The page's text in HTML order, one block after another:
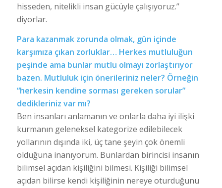
hisseden, nitelikli insan gücüyle çalışıyoruz.”
diyorlar.
Para kazanmak zorunda olmak, gün içinde
karşımıza çıkan zorluklar… Herkes mutluluğun
peşinde ama bunlar mutlu olmayı zorlaştırıyor
bazen. Mutluluk için önerileriniz neler? Örneğin
“herkesin kendine sorması gereken sorular”
dedikleriniz var mı?
Ben insanları anlamanın ve onlarla daha iyi ilişki
kurmanın geleneksel kategorize edilebilecek
yollarının dışında iki, üç tane şeyin çok önemli
olduğuna inanıyorum. Bunlardan birincisi insanın
bilimsel açıdan kişiliğini bilmesi. Kişiliği bilimsel
açıdan bilirse kendi kişiliğinin nereye oturduğunu